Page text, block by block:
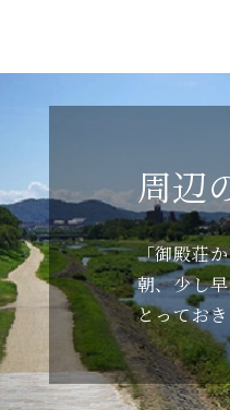
周辺
「御殿荘
朝、少し
とってお